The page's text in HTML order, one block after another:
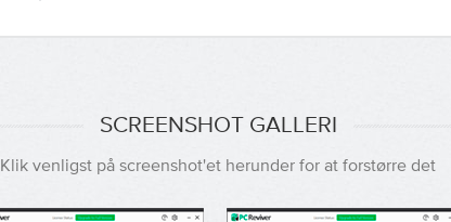
SCREENSHOT GALLERI
Klik venligst på screenshot'et herunder for at forstørre det